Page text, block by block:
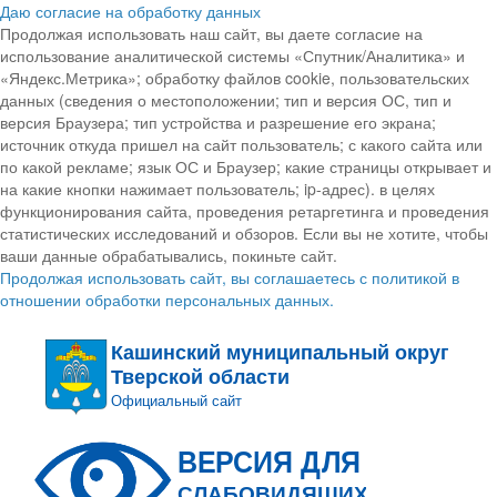
Даю согласие на обработку данных
Продолжая использовать наш сайт, вы даете согласие на
использование аналитической системы «Спутник/Аналитика» и
«Яндекс.Метрика»; обработку файлов cookie, пользовательских
данных (сведения о местоположении; тип и версия ОС, тип и
версия Браузера; тип устройства и разрешение его экрана;
источник откуда пришел на сайт пользователь; с какого сайта или
по какой рекламе; язык ОС и Браузер; какие страницы открывает и
на какие кнопки нажимает пользователь; ip-адрес). в целях
функционирования сайта, проведения ретаргетинга и проведения
статистических исследований и обзоров. Если вы не хотите, чтобы
ваши данные обрабатывались, покиньте сайт.
Продолжая использовать сайт, вы соглашаетесь с политикой в
отношении обработки персональных данных.